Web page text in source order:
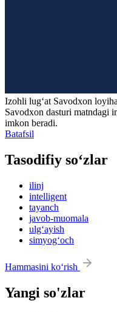
Izohli lugʻat Savodxon
Savodxon dasturi matndagi
imkon beradi.
Batafsil
Tasodifiy so‘zlar
ilinj
intelligent
tayanch
javob-muomala
ulg‘ayish
simyog‘och
Hammasini ko‘rish
Yangi so'zlar